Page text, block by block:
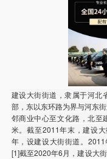
建设大街街道，隶属于河北
部，东以东环路为界与河东
邻商业中心至文化路，北至
米。截至2011年末，建设
年，设建设大街街道。2011
[1]截至2020年6月，建设大